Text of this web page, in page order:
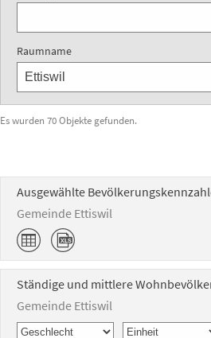
Raumname
Es wurden 70 Objekte gefunden.
Ausgewählte
Gemeinde Ettiswil
Ständige und mittlere
Gemeinde Ettiswil